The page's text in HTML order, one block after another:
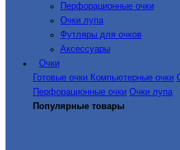
Перфорационные очки
Очки лупа
Футляры для очков
Аксессуары
Очки
Готовые очки Компьютерные очки
Перфорационные очки Очки лупа
Популярные товары